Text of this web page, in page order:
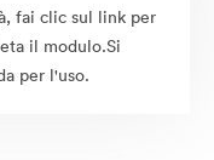
fai clic sul link per
il modulo.Si
per l'uso.